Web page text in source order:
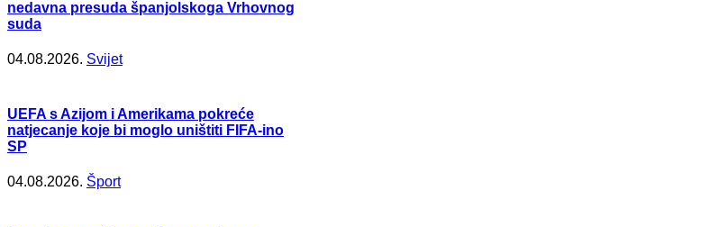
nedavna presuda španjolskoga Vrhovnog
suda
04.08.2026. Svijet
UEFA s Azijom i Amerikama pokreće
natjecanje koje bi moglo uništiti FIFA-ino
SP
04.08.2026. Šport